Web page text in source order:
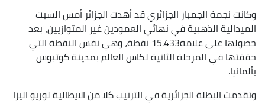
وكانت نجمة الجمباز الجزائري قد أهدت الجزائر أمس السبت
الميدالية الذهبية في نهائي العمودين غير المتوازيين، بعد
حصولها على علامة15.433 نقطة، وهي نفس النقطة التي
حققتها في المرحلة الثانية لكاس العالم بمدينة كوتبوس
بألمانيا.
وتقدمت البطلة الجزائرية في الترتيب كلا من الايطالية لوريو اليزا